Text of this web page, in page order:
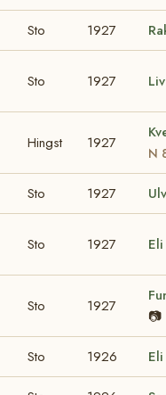
Sto 1927
Sto 1927
Hingst 1927
N
Sto 1927
Sto 1927 Eli
Sto 1927
📷
Sto 1926 Eli